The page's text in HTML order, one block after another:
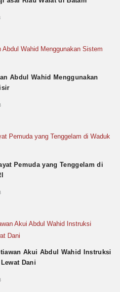
Abdul Wahid Menggunakan
Pemuda yang Tenggelam di
Akui Abdul Wahid Instruksi
Dani